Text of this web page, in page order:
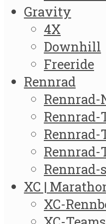
Gravity
4X
Downhill
Freeride
Rennrad
Rennrad-
Rennrad-
Rennrad-
XC |
XC-